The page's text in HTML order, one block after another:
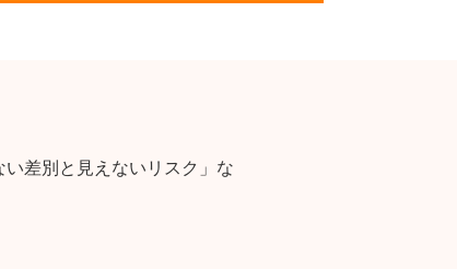
い差別と見えないリスク 」な